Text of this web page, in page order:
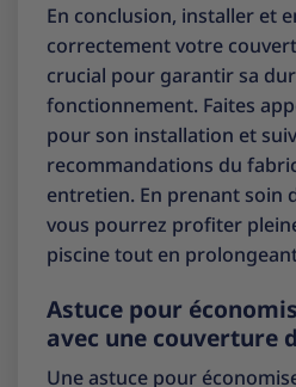
En conclusion, installer et
correctement votre
crucial pour garantir sa
fonctionnement. Faites
pour son installation et
recommandations du
entretien. En prenant soin
vous pourrez profiter
piscine tout en
Astuce pour
avec une couverture
Une astuce pour